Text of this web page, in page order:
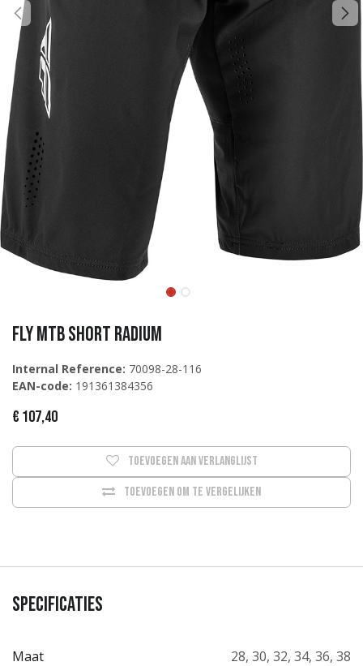
FLY MTB Short RADIUM
Internal Reference: 70098-28-116
EAN-code: 191361384356
€ 107,40
Toevoegen om te vergelijken
Toevoegen aan verlanglijst
Specificaties
Maat 28, 30, 32, 34, 36, 38